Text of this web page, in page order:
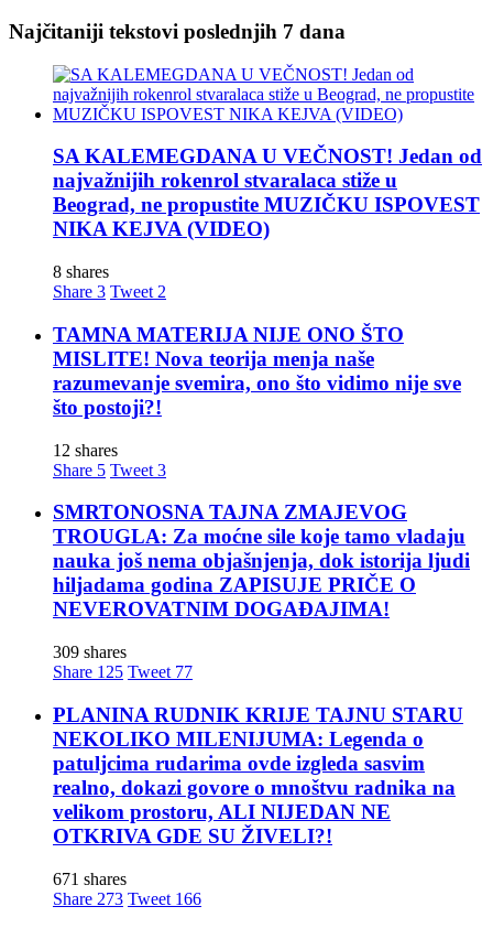
Najčitaniji tekstovi poslednjih 7 dana
SA KALEMEGDANA U VEČNOST! Jedan od
najvažnijih rokenrol stvaralaca stiže u
Beograd, ne propustite MUZIČKU ISPOVEST
NIKA KEJVA (VIDEO)
8 shares
Share 3 Tweet 2
TAMNA MATERIJA NIJE ONO ŠTO
MISLITE! Nova teorija menja naše
razumevanje svemira, ono što vidimo nije sve
što postoji?!
12 shares
Share 5 Tweet 3
SMRTONOSNA TAJNA ZMAJEVOG
TROUGLA: Za moćne sile koje tamo vladaju
nauka još nema objašnjenja, dok istorija ljudi
hiljadama godina ZAPISUJE PRIČE O
NEVEROVATNIM DOGAĐAJIMA!
309 shares
Share 125 Tweet 77
PLANINA RUDNIK KRIJE TAJNU STARU
NEKOLIKO MILENIJUMA: Legenda o
patuljcima rudarima ovde izgleda sasvim
realno, dokazi govore o mnoštvu radnika na
velikom prostoru, ALI NIJEDAN NE
OTKRIVA GDE SU ŽIVELI?!
671 shares
Share 273 Tweet 166